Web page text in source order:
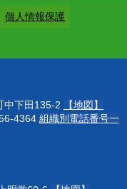
個人情報保護
下田135-2
【地図】
4364 組織別電話番号一